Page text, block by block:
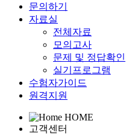
문의하기
자료실
전체자료
모의고사
문제 및 정답확인
실기프로그램
수험자가이드
원격지원
HOME
고객센터